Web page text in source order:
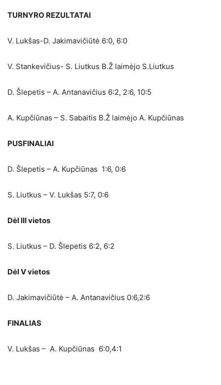
TURNYRO REZULTATAI
V. Lukšas-D. Jakimavičiūtė 6:0, 6:0
V. Stankevičius- S. Liutkus B.Ž laimėjo S.Liutkus
D. Šlepetis – A. Antanavičius 6:2, 2:6, 10:5
A. Kupčiūnas – S. Sabaitis B.Ž laimėjo A. Kupčiūnas
PUSFINALIAI
D. Šlepetis – A. Kupčiūnas 1:6, 0:6
S. Liutkus – V. Lukšas 5:7, 0:6
Dėl III vietos
S. Liutkus – D. Šlepetis 6:2, 6:2
Dėl V vietos
D. Jakimavičiūtė – A. Antanavičius 0:6,2:6
FINALIAS
V. Lukšas – A. Kupčiūnas 6:0,4:1